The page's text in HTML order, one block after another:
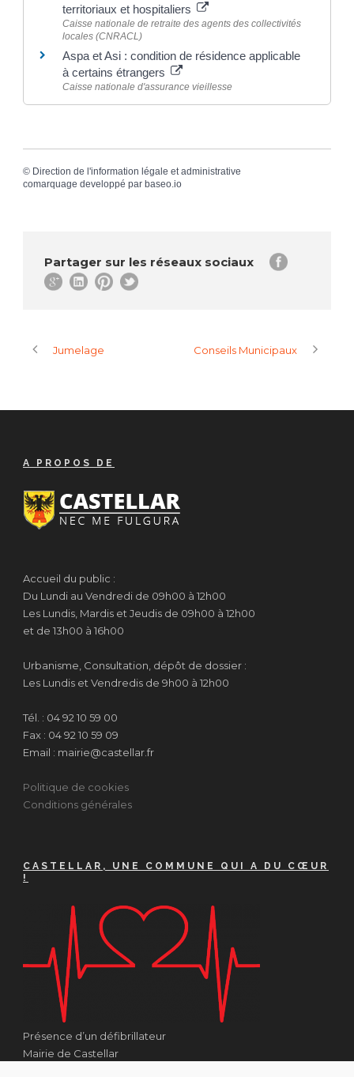
territoriaux et hospitaliers
Caisse nationale de retraite des agents des collectivités
locales (CNRACL)
Aspa et Asi : condition de résidence applicable
à certains étrangers
Caisse nationale d'assurance vieillesse
© Direction de l'information légale et administrative
comarquage developpé par baseo.io
Partager sur les réseaux sociaux
Jumelage Conseils Municipaux
A PROPOS DE
Accueil du public :
Du Lundi au Vendredi de 09h00 à 12h00
Les Lundis, Mardis et Jeudis de 09h00 à 12h00
et de 13h00 à 16h00
Urbanisme, Consultation, dépôt de dossier :
Les Lundis et Vendredis de 9h00 à 12h00
Tél. : 04 92 10 59 00
Fax : 04 92 10 59 09
Email : mairie@castellar.fr
Politique de cookies
Conditions générales
CASTELLAR, UNE COMMUNE QUI A DU CŒUR
!
Présence d’un défibrillateur
Mairie de Castellar